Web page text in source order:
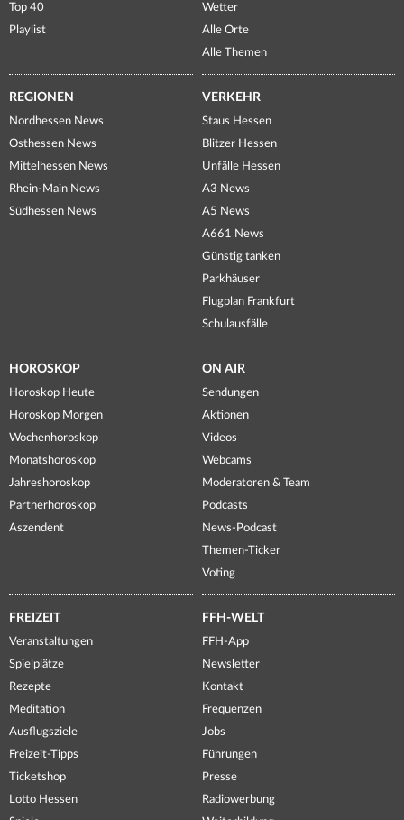
Top 40
Playlist
Wetter
Alle Orte
Alle Themen
REGIONEN
Nordhessen News
Osthessen News
Mittelhessen News
Rhein-Main News
Südhessen News
VERKEHR
Staus Hessen
Blitzer Hessen
Unfälle Hessen
A3 News
A5 News
A661 News
Günstig tanken
Parkhäuser
Flugplan Frankfurt
Schulausfälle
HOROSKOP
Horoskop Heute
Horoskop Morgen
Wochenhoroskop
Monatshoroskop
Jahreshoroskop
Partnerhoroskop
Aszendent
ON AIR
Sendungen
Aktionen
Videos
Webcams
Moderatoren & Team
Podcasts
News-Podcast
Themen-Ticker
Voting
FREIZEIT
Veranstaltungen
Spielplätze
Rezepte
Meditation
Ausflugsziele
Freizeit-Tipps
Ticketshop
Lotto Hessen
FFH-WELT
FFH-App
Newsletter
Kontakt
Frequenzen
Jobs
Führungen
Presse
Radiowerbung